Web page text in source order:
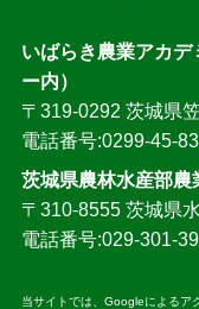
いばらき農業アカデ
ー内）
〒319-0292 茨城県
電話番号:0299-45-
茨城県農林水産部農
〒310-8555 茨城県
電話番号:029-301-
当サイトでは、Googleによるア